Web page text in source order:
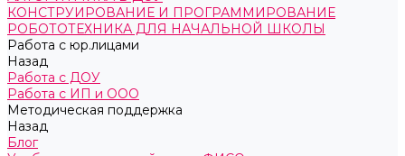
КОНСТРУИРОВАНИЕ И ПРОГРАММИРОВАНИЕ
РОБОТОТЕХНИКА ДЛЯ НАЧАЛЬНОЙ ШКОЛЫ
Работа с юр.лицами
Назад
Работа с ДОУ
Работа с ИП и ООО
Методическая поддержка
Назад
Блог